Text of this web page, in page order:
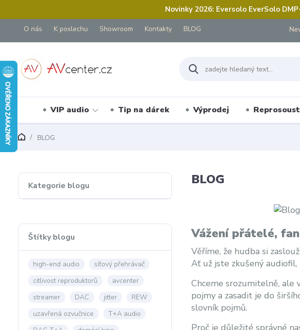
Novinky 2026: Eversolo EverSolo
O nás K poslechu Showroom Kontakty BLOG
VIP audio Tip na dárek Výprodej
BLOG
Kategorie blogu
Štítky blogu
high-end audio
síťový přehrávač
citlivost reproduktorů
avcenter
streamer
DAC jitter
REW
uzavřená ozvučnice
T+A audio
BLOG
Vážení přátelé,
Věříme, že hudba si
Ať už jste zkušený
Chceme srozumitelně, ale
pojmy a zasadit je do
slovník pojmů.
Proč je důležité správné